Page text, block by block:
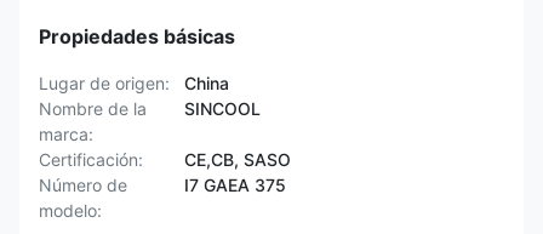
Propiedades básicas
Lugar de origen:
China
Nombre de la
marca:
SINCOOL
Certificación:
CE,CB, SASO
Número de
modelo:
I7 GAEA 375